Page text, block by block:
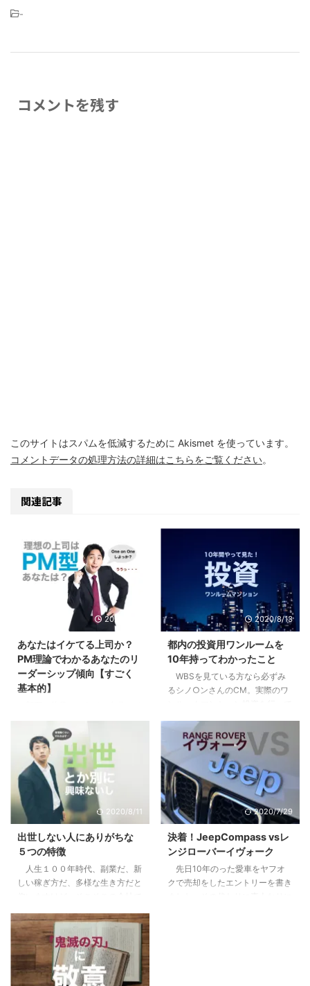
-
コメントを残す
このサイトはスパムを低減するために Akismet を使っています。
コメントデータの処理方法の詳細はこちらをご覧ください。
関連記事
2020/9/10
あなたはイケてる上司か？
PM理論でわかるあなたのリ
ーダーシップ傾向【すごく
基本的】
ーダーシップはあるのか疑問に思
ったり、不安になったはしていま
せんか？自分はイケてるリーダー
なのか？違うのか？気になってし
まったり。 まずはあなたの行動
特性から現在の特徴を見て見まし
ょう。 目次1 PM理論でわかるあ
なたのリーダーシップ【まずはこ
れだけは知っておこう】2 pM型
のあなたは、自己マン注意報3
Pm型のあなたは、無理にPM目指
さなくていいかも4 pm型のあな
た、大丈夫。これから楽しめる5
ーとしての次の次元へ6 ご自分の
PM型を診断して ...
2020/8/13
都内の投資用ワンルームを
10年持ってわかったこと
WBSを見ている方なら必ずみ
るシノ○ンさんのCM。実際のワ
が多少なりとも参考になればと思
います。 目次1 先日売り先が見つ
かり200万くらい儲かった2 「時
間を資産に変える投資」という妙
味3 僕が10年持って手放した３つ
の理由3.1 全ては自分には返って
こないリターン3.2 節税効果とい
くないが、減らすことができにく
い4 やってよかったと思う２つの
こと4.1 税制や資産運用の勉強に
なる。自分で持つのは全然違う。
2020/8/11
出世しない人にありがちな
５つの特徴
人生１００年時代、副業だ、新
しい稼ぎ方だ、多様な生き方だと
少は出世をしていきたいじゃない
かと思っている方に、少しでも参
考になればと思います。 目次1
下記に当てはまる場合は出世から
遠ざかっている1.1 他の社員より
2020/7/29
決着！JeepCompass vsレ
ンジローバーイヴォーク
先日10年のった愛車をヤフオ
クで売却をしたエントリーを書き